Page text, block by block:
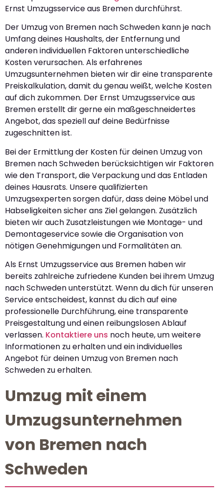
Ernst Umzugsservice aus Bremen durchführst.
Der Umzug von Bremen nach Schweden kann je nach
Umfang deines Haushalts, der Entfernung und
anderen individuellen Faktoren unterschiedliche
Kosten verursachen. Als erfahrenes
Umzugsunternehmen bieten wir dir eine transparente
Preiskalkulation, damit du genau weißt, welche Kosten
auf dich zukommen. Der Ernst Umzugsservice aus
Bremen erstellt dir gerne ein maßgeschneidertes
Angebot, das speziell auf deine Bedürfnisse
zugeschnitten ist.
Bei der Ermittlung der Kosten für deinen Umzug von
Bremen nach Schweden berücksichtigen wir Faktoren
wie den Transport, die Verpackung und das Entladen
deines Hausrats. Unsere qualifizierten
Umzugsexperten sorgen dafür, dass deine Möbel und
Habseligkeiten sicher ans Ziel gelangen. Zusätzlich
bieten wir auch Zusatzleistungen wie Montage- und
Demontageservice sowie die Organisation von
nötigen Genehmigungen und Formalitäten an.
Als Ernst Umzugsservice aus Bremen haben wir
bereits zahlreiche zufriedene Kunden bei ihrem Umzug
nach Schweden unterstützt. Wenn du dich für unseren
Service entscheidest, kannst du dich auf eine
professionelle Durchführung, eine transparente
Preisgestaltung und einen reibungslosen Ablauf
verlassen. Kontaktiere uns noch heute, um weitere
Informationen zu erhalten und ein individuelles
Angebot für deinen Umzug von Bremen nach
Schweden zu erhalten.
Umzug mit einem
Umzugsunternehmen
von Bremen nach
Schweden